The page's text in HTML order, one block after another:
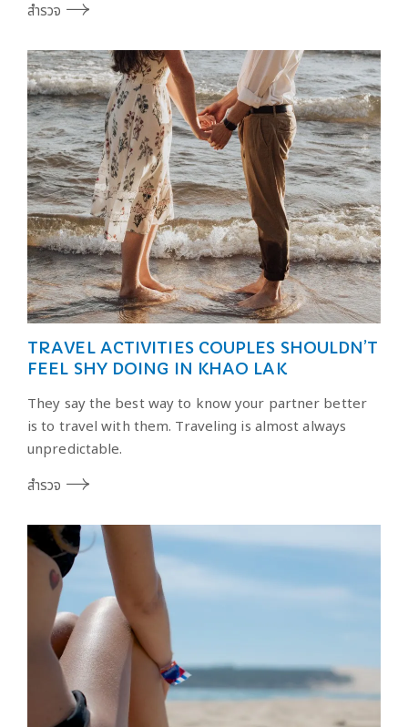
สำรวจ
TRAVEL ACTIVITIES COUPLES SHOULDN’T
FEEL SHY DOING IN KHAO LAK
They say the best way to know your partner better
is to travel with them. Traveling is almost always
unpredictable.
สำรวจ